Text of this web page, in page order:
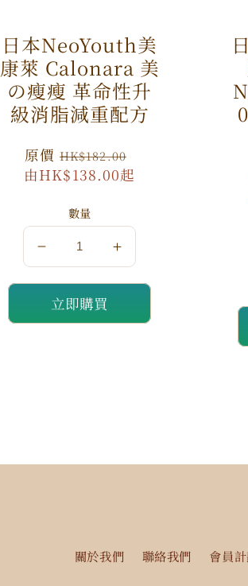
日本NeoYouth美
康萊 Calonara 美
の瘦瘦 革命性升
級消脂減重配方
原
價
原價 HK$182.00
由HK$138.00起
數量
量
減
少
量
加
立即購買
關於我們 聯絡我們 會員